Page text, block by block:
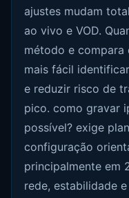
ajustes mudam
ao vivo e VOD.
método e compara
mais fácil
e reduzir risco de
pico. como gravar
possível? exige
configuração
principalmente em
rede, estabilidade